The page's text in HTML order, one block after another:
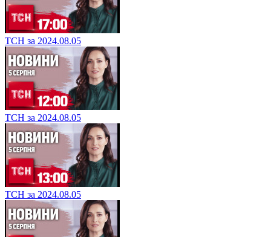
ТСН за 2024.08.05
ТСН за 2024.08.05
ТСН за 2024.08.05